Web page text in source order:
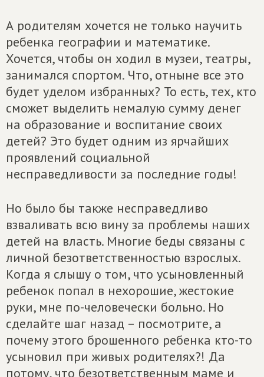
А родителям хочется не только научить
ребенка географии и математике.
Хочется, чтобы он ходил в музеи, театры,
занимался спортом. Что, отныне все это
будет уделом избранных? То есть, тех, кто
сможет выделить немалую сумму денег
на образование и воспитание своих
детей? Это будет одним из ярчайших
проявлений социальной
несправедливости за последние годы!
Но было бы также несправедливо
взваливать всю вину за проблемы наших
детей на власть. Многие беды связаны с
личной безответственностью взрослых.
Когда я слышу о том, что усыновленный
ребенок попал в нехорошие, жестокие
руки, мне по-человечески больно. Но
сделайте шаг назад – посмотрите, а
почему этого брошенного ребенка кто-то
усыновил при живых родителях?! Да
потому, что безответственным маме и